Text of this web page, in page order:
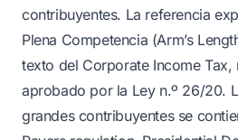
contribuyentes. La referencia
Plena Competencia (Arm’s
texto del Corporate Income Tax,
aprobado por la Ley n.º 26/20.
grandes contribuyentes se